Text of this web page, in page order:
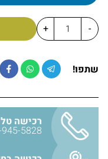
צבע: אוקסיד
מידות: גובה כללי – 50 מ״מ, רוחב כללי – 58 מ״מ, עומק כללי – 15 מ״מ
יבואן: אבנר'ס קולקשיין בע״מ
-
+
שתפו!
רכישה
5828